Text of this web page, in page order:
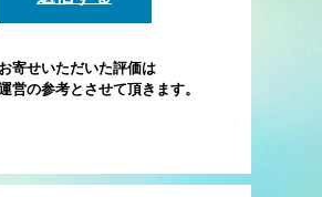
お寄せいただいた評価は
営の参考とさせて頂きます。